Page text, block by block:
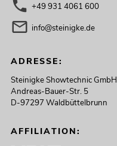
+49 931 4061 600
info@steinigke.de
ADRESSE:
Steinigke Showtechnic GmbH
Andreas-Bauer-Str. 5
D-97297 Waldbüttelbrunn
AFFILIATION: